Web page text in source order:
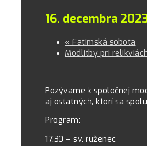
16. decembra
« Fatimská sobota
Modlitby pri
Pozývame k spoločnej
aj ostatných, ktorí sa
Program:
17.30 – sv. ruženec